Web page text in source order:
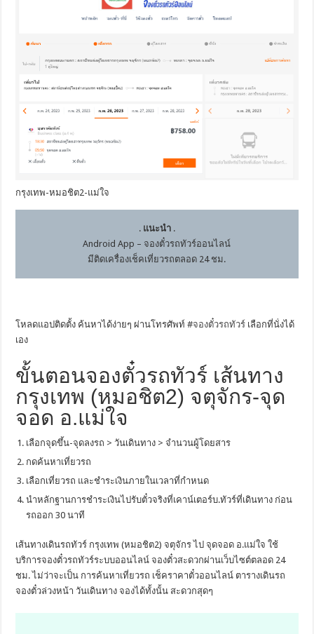
กรุงเทพ-หมอชิต2-แม่ใจ
. แนะนำ.
Android App – จองตั๋วรถทัวร์ออนไลน์
มีติดเครื่องเช็คเที่ยวรถตลอด 24 ชม.
โหลดแอปติดตั้ง ค้นหาได้ง่ายๆ ผ่านโทรศัพท์ #จองตั๋วรถทัวร์ เลือกที่นั่งได้
เอง
ขั้นตอนจองตั๋วรถทัวร์ เส้นทาง
กรุงเทพ (หมอชิต2) จตุจักร-จุด
จอด อ.แม่ใจ
เลือกจุดขึ้น-จุดลงรถ > วันเดินทาง > จำนวนผู้โดยสาร
กดค้นหาเที่ยวรถ
เลือกเที่ยวรถ และชำระเงินภายในเวลาที่กำหนด
นำหลักฐานการชำระเงินไปรับตั๋วจริงที่เคาน์เตอร์บ.ทัวร์ที่เดินทาง ก่อน
รถออก 30 นาที
เส้นทางเดินรถทัวร์ กรุงเทพ (หมอชิต2) จตุจักร ไป จุดจอด อ.แม่ใจ ใช้
บริการจองตั๋วรถทัวร์ระบบออนไลน์ จองตั๋วสะดวกผ่านเว็บไซต์ตลอด 24
ชม. ไม่ว่าจะเป็น การค้นหาเที่ยวรถ เช็คราคาตั๋วออนไลน์ ตารางเดินรถ
จองตั๋วล่วงหน้า วันเดินทาง จองได้ทั้งนั้น สะดวกสุดๆ